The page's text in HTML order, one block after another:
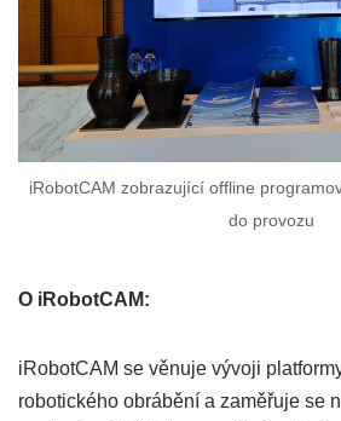
iRobotCAM zobrazující offline
do provozu
O iRobotCAM:
iRobotCAM se věnuje vývoji
robotického obrábění a zaměřuje se